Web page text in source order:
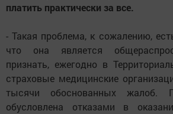
платить практически за все.
- Такая проблема, к сожалению,
что она является
признать, ежегодно в
страховые медицинские
тысячи обоснованных жалоб.
обусловлена отказами в